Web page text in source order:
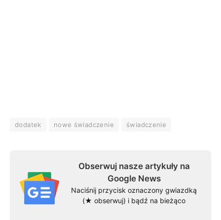
dodatek nowe świadczenie świadczenie
Obserwuj nasze artykuły na
Google News
Naciśnij przycisk oznaczony gwiazdką
(★ obserwuj) i bądź na bieżąco